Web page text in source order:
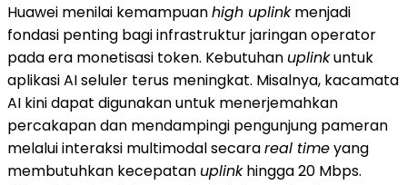
Huawei menilai kemampuanhigh uplinkmenjadi
fondasi penting bagi infrastruktur jaringan operator
pada era monetisasi token. Kebutuhan uplinkuntuk
aplikasi AI seluler terus meningkat. Misalnya, kacamata
AI kini dapat digunakan untuk menerjemahkan
percakapan dan mendampingi pengunjung pameran
melalui interaksi multimodal secarareal timeyang
membutuhkan kecepatan uplinkhingga 20 Mbps.